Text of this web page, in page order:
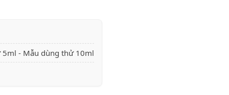
- Mẫu dùng thử 10ml